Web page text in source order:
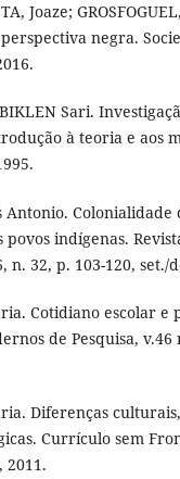
Joaze;
negra.
Sari.
à teoria e aos
Antonio. Colonialidade
indígenas.
n. 32, p. 103-120, set./
Cotidiano escolar e
de Pesquisa, v.46
Diferenças
Currículo sem
2011.